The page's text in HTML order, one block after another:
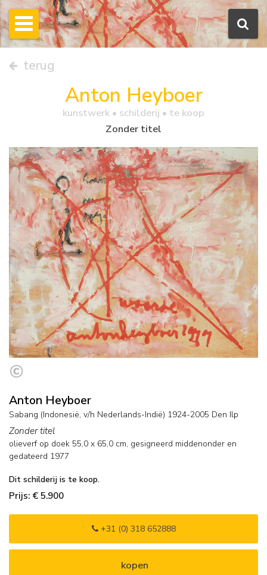
terug
Anton Heyboer
kunstwerk • schilderij • te koop
Zonder titel
Anton Heyboer
Sabang (Indonesië, v/h Nederlands-Indië) 1924-2005 Den Ilp
Zonder titel
olieverf op doek 55,0 x 65,0 cm, gesigneerd middenonder en
gedateerd 1977
Dit schilderij is te koop.
Prijs: € 5.900
+31 (0) 318 652888
kopen